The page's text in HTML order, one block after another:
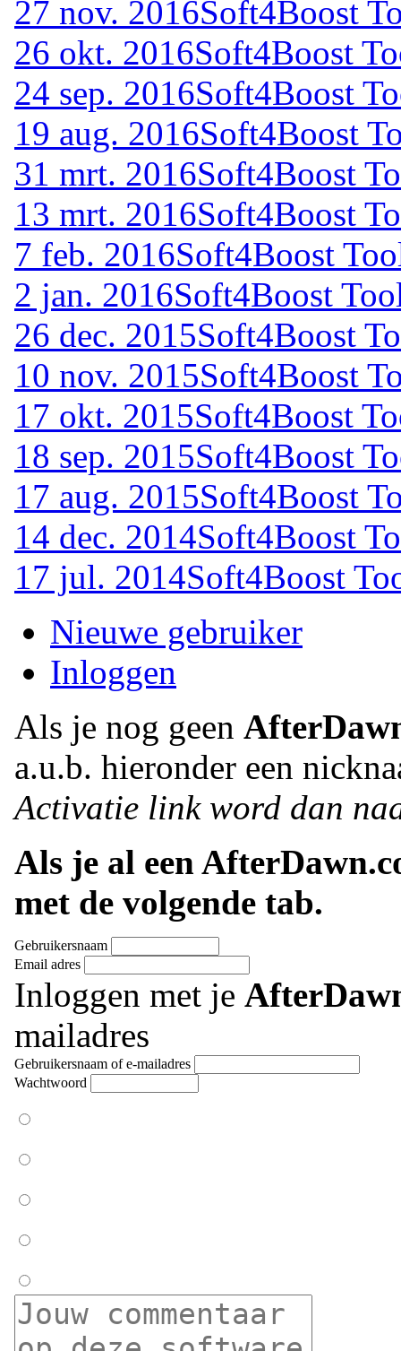
27 nov. 2016Soft4Boost
26 okt. 2016Soft4Boost
24 sep. 2016Soft4Boost
19 aug. 2016Soft4Boost
31 mrt. 2016Soft4Boost
13 mrt. 2016Soft4Boost
7 feb. 2016Soft4Boost
2 jan. 2016Soft4Boost
26 dec. 2015Soft4Boost
10 nov. 2015Soft4Boost
17 okt. 2015Soft4Boost
18 sep. 2015Soft4Boost
17 aug. 2015Soft4Boost
14 dec. 2014Soft4Boost
17 jul. 2014Soft4Boost
Nieuwe gebruiker
Inloggen
Als je nog geen
a.u.b. hieronder een
Activatie link word dan
Als je al een
met de volgende tab.
Gebruikersnaam
Email adres
Inloggen met je
mailadres
Gebruikersnaam of e-mailadres
Wachtwoord